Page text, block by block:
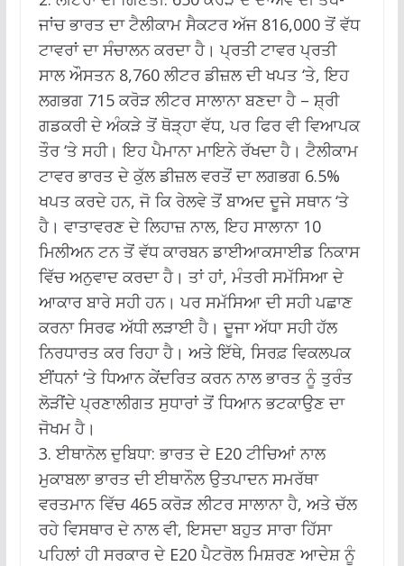
ਜਾਂਚ ਭਾਰਤ ਦਾ ਟੈਲੀਕਾਮ ਸੈਕਟਰ ਅੱਜ 816,000 ਤੋਂ ਵੱਧ
ਟਾਵਰਾਂ ਦਾ ਸੰਚਾਲਨ ਕਰਦਾ ਹੈ। ਪ੍ਰਤੀ ਟਾਵਰ ਪ੍ਰਤੀ
ਸਾਲ ਔਸਤਨ 8,760 ਲੀਟਰ ਡੀਜ਼ਲ ਦੀ ਖਪਤ ‘ਤੇ, ਇਹ
ਲਗਭਗ 715 ਕਰੋੜ ਲੀਟਰ ਸਾਲਾਨਾ ਬਣਦਾ ਹੈ – ਸ਼੍ਰੀ
ਗਡਕਰੀ ਦੇ ਅੰਕੜੇ ਤੋਂ ਥੋੜ੍ਹਾ ਵੱਧ, ਪਰ ਫਿਰ ਵੀ ਵਿਆਪਕ
ਤੌਰ ‘ਤੇ ਸਹੀ। ਇਹ ਪੈਮਾਨਾ ਮਾਇਨੇ ਰੱਖਦਾ ਹੈ। ਟੈਲੀਕਾਮ
ਟਾਵਰ ਭਾਰਤ ਦੇ ਕੁੱਲ ਡੀਜ਼ਲ ਵਰਤੋਂ ਦਾ ਲਗਭਗ 6.5%
ਖਪਤ ਕਰਦੇ ਹਨ, ਜੋ ਕਿ ਰੇਲਵੇ ਤੋਂ ਬਾਅਦ ਦੂਜੇ ਸਥਾਨ ‘ਤੇ
ਹੈ। ਵਾਤਾਵਰਣ ਦੇ ਲਿਹਾਜ਼ ਨਾਲ, ਇਹ ਸਾਲਾਨਾ 10
ਮਿਲੀਅਨ ਟਨ ਤੋਂ ਵੱਧ ਕਾਰਬਨ ਡਾਈਆਕਸਾਈਡ ਨਿਕਾਸ
ਵਿੱਚ ਅਨੁਵਾਦ ਕਰਦਾ ਹੈ। ਤਾਂ ਹਾਂ, ਮੰਤਰੀ ਸਮੱਸਿਆ ਦੇ
ਆਕਾਰ ਬਾਰੇ ਸਹੀ ਹਨ। ਪਰ ਸਮੱਸਿਆ ਦੀ ਸਹੀ ਪਛਾਣ
ਕਰਨਾ ਸਿਰਫ ਅੱਧੀ ਲੜਾਈ ਹੈ। ਦੂਜਾ ਅੱਧਾ ਸਹੀ ਹੱਲ
ਨਿਰਧਾਰਤ ਕਰ ਰਿਹਾ ਹੈ। ਅਤੇ ਇੱਥੇ, ਸਿਰਫ਼ ਵਿਕਲਪਕ
ਈਂਧਨਾਂ ‘ਤੇ ਧਿਆਨ ਕੇਂਦਰਿਤ ਕਰਨ ਨਾਲ ਭਾਰਤ ਨੂੰ ਤੁਰੰਤ
ਲੋੜੀਂਦੇ ਪ੍ਰਣਾਲੀਗਤ ਸੁਧਾਰਾਂ ਤੋਂ ਧਿਆਨ ਭਟਕਾਉਣ ਦਾ
ਜੋਖਮ ਹੈ।
3. ਈਥਾਨੋਲ ਦੁਬਿਧਾ: ਭਾਰਤ ਦੇ E20 ਟੀਚਿਆਂ ਨਾਲ
ਮੁਕਾਬਲਾ ਭਾਰਤ ਦੀ ਈਥਾਨੌਲ ਉਤਪਾਦਨ ਸਮਰੱਥਾ
ਵਰਤਮਾਨ ਵਿੱਚ 465 ਕਰੋੜ ਲੀਟਰ ਸਾਲਾਨਾ ਹੈ, ਅਤੇ ਚੱਲ
ਰਹੇ ਵਿਸਥਾਰ ਦੇ ਨਾਲ ਵੀ, ਇਸਦਾ ਬਹੁਤ ਸਾਰਾ ਹਿੱਸਾ
ਪਹਿਲਾਂ ਹੀ ਸਰਕਾਰ ਦੇ E20 ਪੈਟਰੋਲ ਮਿਸ਼ਰਣ ਆਦੇਸ਼ ਨੂੰ